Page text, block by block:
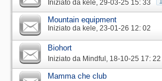
Iniziato da kele‎, 29-03-25 15: 33
Mountain equipment
Iniziato da kele‎, 23-01-26 12: 02
Biohort
Iniziato da Mindful‎, 18-10-25 17: 22
Mamma che club